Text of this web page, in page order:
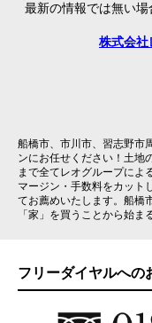
最新の情報では無い場
株式会社
船橋市、市川市、習志野市
ンにお任せください！土地
まで全てレオグループによ
マージン・手数料をカット
てお薦めいたします。船橋
「家」を買うことから始ま
フリーダイヤルへの